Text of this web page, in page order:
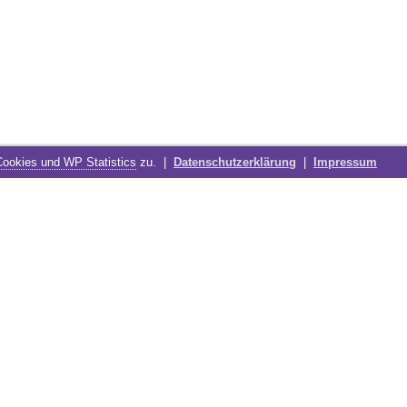
und WP Statistics zu. | Datenschutzerklärung Impressum